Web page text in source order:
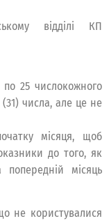
відділі КП
25 числокожного
числа, але це не
місяця, щоб
до того, як
місяць
не користувалися